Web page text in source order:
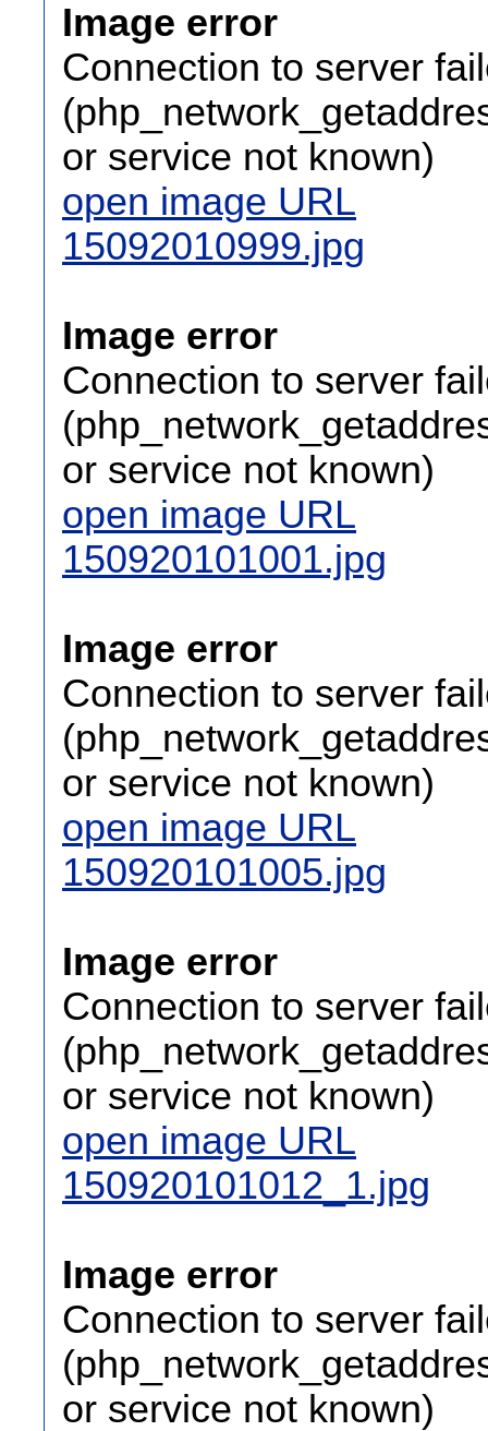
Image error
Connection to server
or service not known)
open image URL
15092010999.jpg
Image error
Connection to server
or service not known)
open image URL
150920101001.jpg
Image error
Connection to server
or service not known)
open image URL
150920101005.jpg
Image error
Connection to server
or service not known)
open image URL
150920101012_1.jpg
Image error
Connection to server
or service not known)